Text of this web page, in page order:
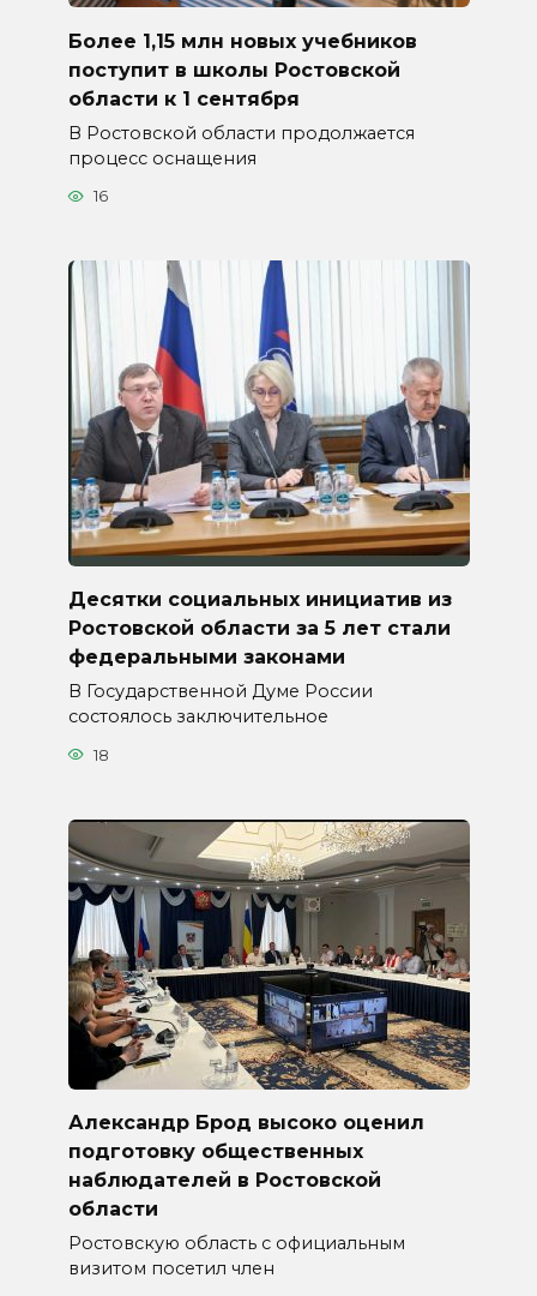
Более 1,15 млн новых учебников
поступит в школы Ростовской
области к 1 сентября
В Ростовской области продолжается
процесс оснащения
16
Десятки социальных инициатив из
Ростовской области за 5 лет стали
федеральными законами
В Государственной Думе России
состоялось заключительное
18
Александр Брод высоко оценил
подготовку общественных
наблюдателей в Ростовской
области
Ростовскую область с официальным
визитом посетил член